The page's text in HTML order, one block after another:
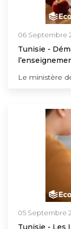
06 Septembre
Tunisie -
Le ministère
05 Septembre
Tunisie - Les